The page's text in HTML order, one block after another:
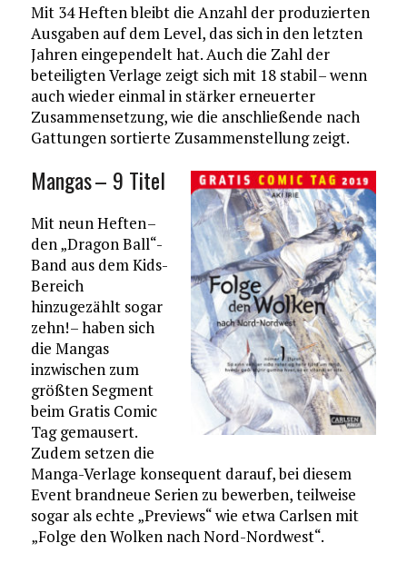
Mit 34 Heften bleibt die Anzahl der produzierten
Ausgaben auf dem Level, das sich in den letzten
Jahren eingependelt hat. Auch die Zahl der
beteiligten Verlage zeigt sich mit 18 stabil – wenn
auch wieder einmal in stärker erneuerter
Zusammensetzung, wie die anschließende nach
Gattungen sortierte Zusammenstellung zeigt.
Mangas – 9 Titel
Mit neun Heften –
den „Dragon Ball“-
Band aus dem Kids-
Bereich
hinzugezählt sogar
zehn! – haben sich
die Mangas
inzwischen zum
größten Segment
beim Gratis Comic
Tag gemausert.
Zudem setzen die
Manga-Verlage konsequent darauf, bei diesem
Event brandneue Serien zu bewerben, teilweise
sogar als echte „Previews“ wie etwa Carlsen mit
„Folge den Wolken nach Nord-Nordwest“.